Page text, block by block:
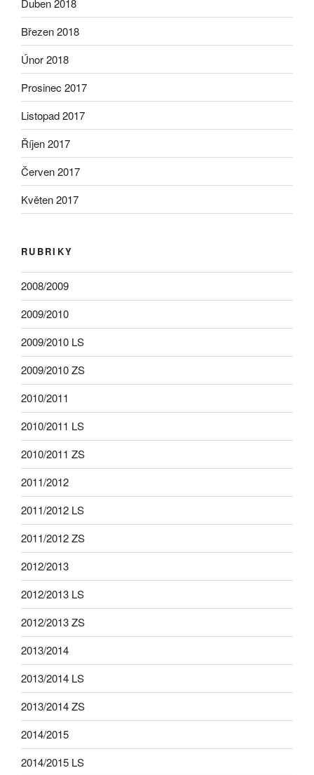
Duben 2018
Březen 2018
Únor 2018
Prosinec 2017
Listopad 2017
Říjen 2017
Červen 2017
Květen 2017
RUBRIKY
2008/2009
2009/2010
2009/2010 LS
2009/2010 ZS
2010/2011
2010/2011 LS
2010/2011 ZS
2011/2012
2011/2012 LS
2011/2012 ZS
2012/2013
2012/2013 LS
2012/2013 ZS
2013/2014
2013/2014 LS
2013/2014 ZS
2014/2015
2014/2015 LS